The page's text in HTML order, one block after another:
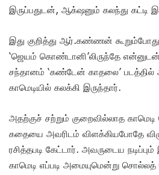
இருப்பதுடன், ஆக்‌ஷனும் கலந்து கட்டி
இது குறித்து ஆர்.கண்ணன்
‘ஜெயம் கொண்டானி’லிருந்தே
சந்தானம் ‘கண்டேன் காதலை’ படத்தில்
காமெடியில் கலக்கி இருந்தார்.
அதற்குச் சற்றும் குறைவில்லாத
கதையை அவரிடம் விளக்கியபோதே
ரசித்தபடி கேட்டார். அவருடைய
காமெடி எப்படி அமையுமென்று